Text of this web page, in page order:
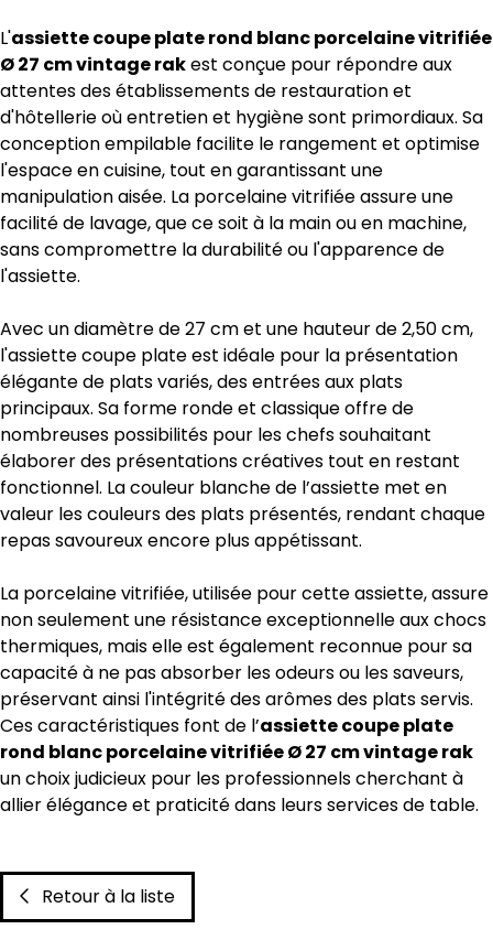
L'assiette coupe plate rond blanc porcelaine vitrifiée
Ø 27 cm vintage rakest conçue pour répondre aux
attentes des établissements de restauration et
d'hôtellerie où entretien et hygiène sont primordiaux. Sa
conception empilable facilite le rangement et optimise
l'espace en cuisine, tout en garantissant une
manipulation aisée. La porcelaine vitrifiée assure une
facilité de lavage, que ce soit à la main ou en machine,
sans compromettre la durabilité ou l'apparence de
l'assiette.
Avec un diamètre de 27 cm et une hauteur de 2,50 cm,
l'assiette coupe plate est idéale pour la présentation
élégante de plats variés, des entrées aux plats
principaux. Sa forme ronde et classique offre de
nombreuses possibilités pour les chefs souhaitant
élaborer des présentations créatives tout en restant
fonctionnel. La couleur blanche de l’assiette met en
valeur les couleurs des plats présentés, rendant chaque
repas savoureux encore plus appétissant.
La porcelaine vitrifiée, utilisée pour cette assiette, assure
non seulement une résistance exceptionnelle aux chocs
thermiques, mais elle est également reconnue pour sa
capacité à ne pas absorber les odeurs ou les saveurs,
préservant ainsi l'intégrité des arômes des plats servis.
Ces caractéristiques font de l’assiette coupe plate
rond blanc porcelaine vitrifiée Ø 27 cm vintage rak
un choix judicieux pour les professionnels cherchant à
allier élégance et praticité dans leurs services de table.
Retour à la liste